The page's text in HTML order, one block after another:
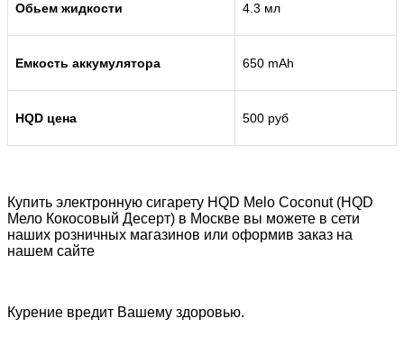
Обьем жидкости 4.3 мл
Емкость аккумулятора 650 mAh
HQD цена 500 руб
Купить электронную сигарету HQD Melo Coconut (HQD
Мело Кокосовый Десерт) в Москве вы можете в сети
наших розничных магазинов или оформив заказ на
нашем сайте
Курение вредит Вашему здоровью.